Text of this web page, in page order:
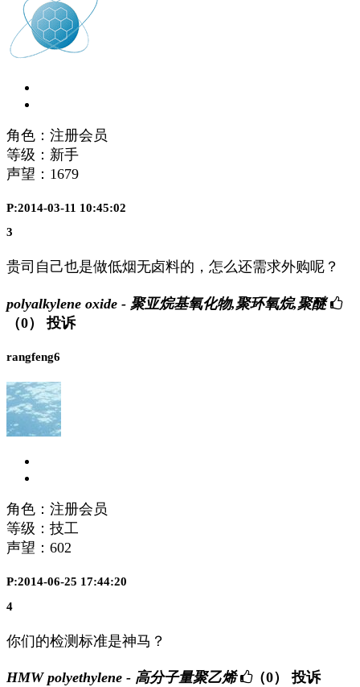
角色：注册会员
等级：新手
声望： 1679
P:2014-03-11 10:45:02
3
贵司自己也是做低烟无卤料的，怎么还需求外购呢？
polyalkylene oxide - 聚亚烷基氧化物,聚环氧烷,聚醚
（0）
投诉
rangfeng6
角色：注册会员
等级：技工
声望： 602
P:2014-06-25 17:44:20
4
你们的检测标准是神马？
HMW polyethylene - 高分子量聚乙烯 （0） 投诉